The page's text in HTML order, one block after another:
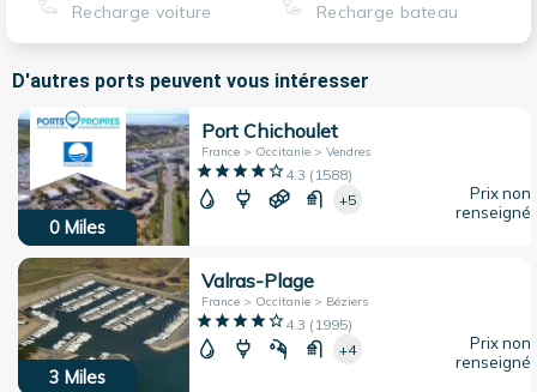
Recharge voiture
Recharge bateau
D'autres ports peuvent vous intéresser
0 Miles
Port Chichoulet
France > Occitanie > Vendres
4.3 ( 1588)
+5
Prix non
renseigné
3 Miles
Valras-Plage
France > Occitanie > Béziers
4.3 ( 1995)
+4
Prix non
renseigné